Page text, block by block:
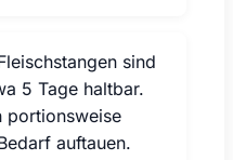
sind
5 Tage haltbar.
portionsweise
auftauen.